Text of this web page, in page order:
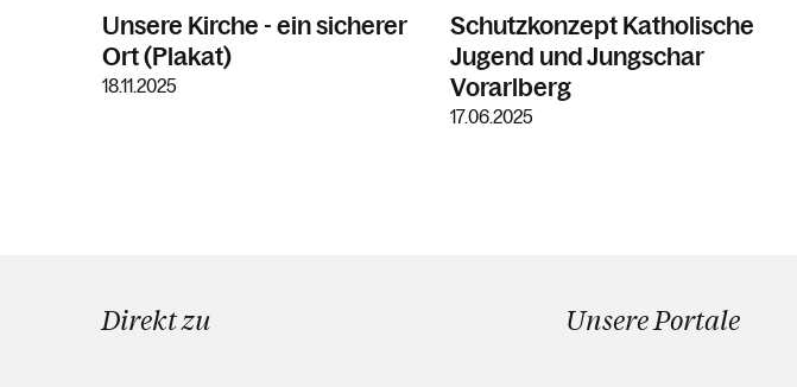
Unsere Kirche - ein sicherer
Ort (Plakat)
18.11.2025
Schutzkonzept Katholische
Jugend und Jungschar
Vorarlberg
17.06.2025
Direkt zu Unsere Portale